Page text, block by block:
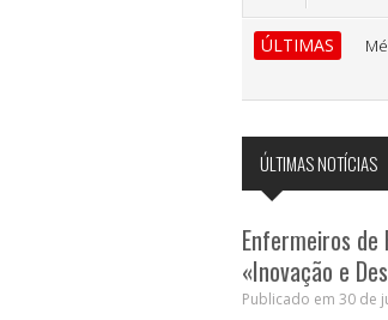
ÚLTIMAS
ÚLTIMAS NOTÍCIAS
Enfermeiros de
«Inovação e
Publicado em 30 de